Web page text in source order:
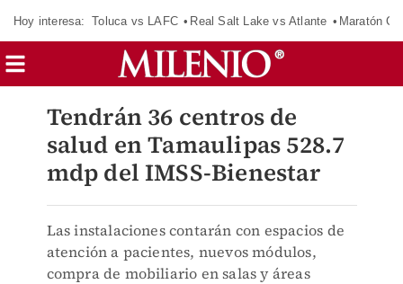
Hoy interesa: Toluca vs LAFC Real Salt Lake vs Atlante Maratón
Tendrán 36 centros de
salud en Tamaulipas 528.7
mdp del IMSS-Bienestar
Las instalaciones contarán con espacios de
atención a pacientes, nuevos módulos,
compra de mobiliario en salas y áreas